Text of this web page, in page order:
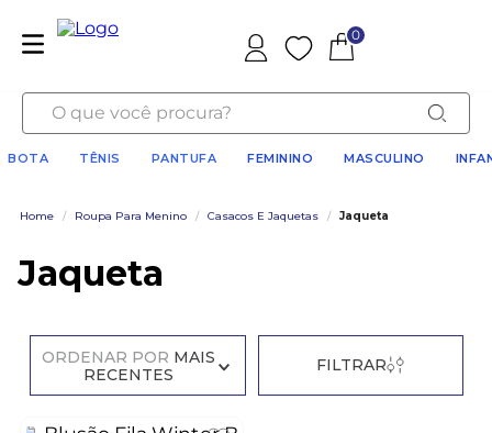
Favoritos
0
O que você procura?
BOTA TÊNIS PANTUFA FEMININO MASCULINO
Home / Roupa Para Menino / Casacos E Jaquetas / Jaqueta
Jaqueta
ORDENAR POR MAIS
RECENTES
FILTRAR